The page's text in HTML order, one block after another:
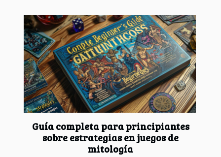
Guía completa para principiantes
sobre estrategias en juegos de
mitología